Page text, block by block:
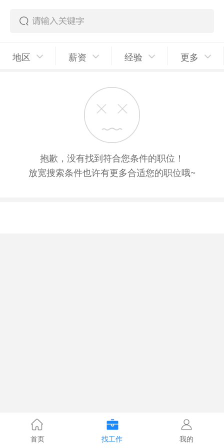
地区 薪资 经验 更多
抱歉，没有找到符合您条件的职位！
放宽搜索条件也许有更多合适您的职位哦~
首页 找工作 我的